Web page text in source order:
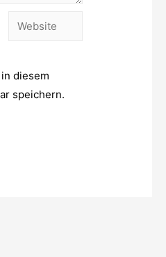
Website
diesem
speichern.